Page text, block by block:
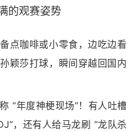
的观赛姿势
点咖啡或小零食，边吃边看
颖莎打球，瞬间穿越回国内
“年度神梗现场”！有人吐槽
，还有人给马龙刷 “龙队杀